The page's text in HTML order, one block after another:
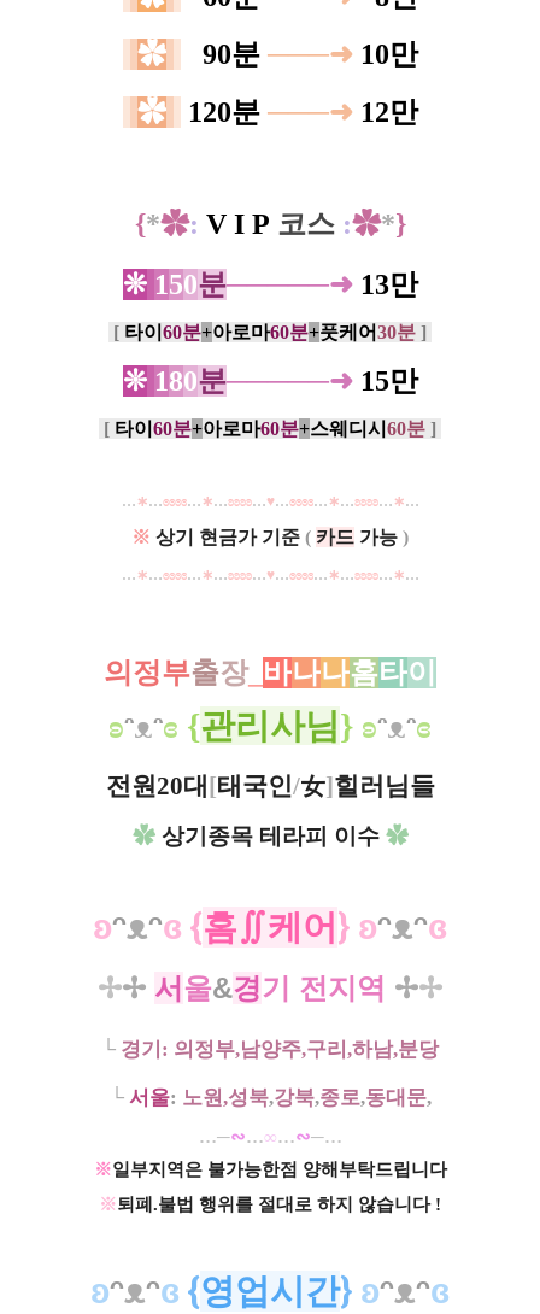
✿
90분 ───➜ 10만
✿
120분 ───➜ 12만
{*✿: V I P 코스 :✿*}
❊ 150분─────➜ 13만
[ 타이 60분+아로마60분+풋케어30분 ]
❊ 180분─────➜ 15만
[ 타이 60분+아로마60분+스웨디시 60분 ]
… ∗…ɞɞɞɞ… ∗…ʚʚʚʚ…♥…ɞɞɞɞ… ∗…ʚʚʚʚ… ∗…
※ 상기 현금가 기준 ( 카드 가능 )
… ∗…ɞɞɞɞ… ∗…ʚʚʚʚ…♥…ɞɞɞɞ… ∗…ʚʚʚʚ… ∗…
의정부출장_ 바나나홈타이
ʚᵔᴥᵔɞ {관리사님} ʚᵔᴥᵔɞ
전원20대 [태국인/女]힐러님들
✿상기종목 테라피 이수 ✿
ʚᵔᴥᵔɞ {홈∬케어 } ʚᵔᴥᵔɞ
✢✢ 서 울&경기 전지역 ✢✢
└ 경기: 의정부,남양주,구리,하남,분당
└ 서울: 노원,성북,강북,종로,동대문,
…─∾…∞…∾─…
※일부지역은 불가능한점 양해부탁드립니다
※퇴폐.불법 행위를 절대로 하지 않습니다 !​
ʚᵔᴥᵔɞ {영업시간} ʚᵔᴥᵔɞ